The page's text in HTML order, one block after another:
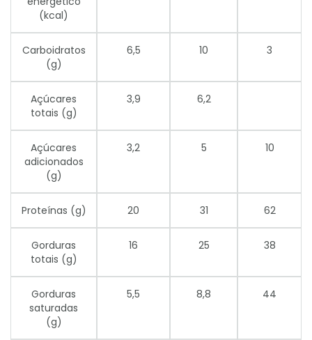
(kcal)
Carboidratos
(g)
6,5 10 3
Açúcares
totais (g)
3,9 6,2
Açúcares
adicionados
(g)
3,2 5 10
Proteínas (g) 20 31 62
Gorduras
totais (g)
16 25 38
Gorduras
saturadas
(g)
5,5 8,8 44